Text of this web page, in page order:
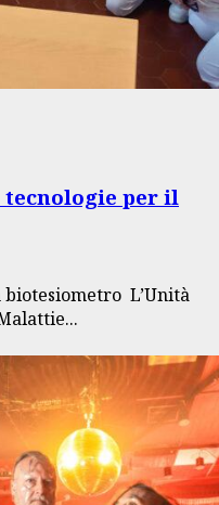
tecnologie per il
L’Unità